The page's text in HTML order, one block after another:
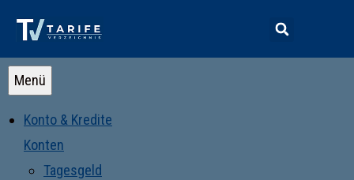
Menü
Konto & Kredite
Konten
Tagesgeld